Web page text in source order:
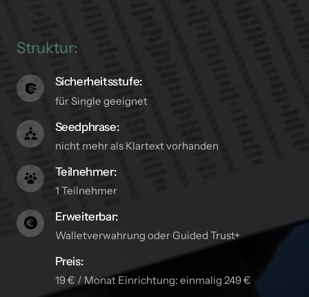
Struktur:
Sicherheitsstufe:
für Single geeignet
Seedphrase:
nicht mehr als Klartext vorhanden
Teilnehmer:
1 Teilnehmer
Erweiterbar:
Walletverwahrung oder Guided Trust+
Preis:
19 € / Monat Einrichtung: einmalig 249 €